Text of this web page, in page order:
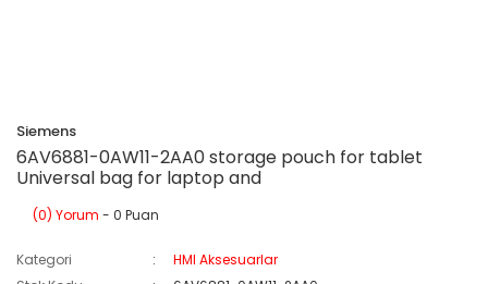
Siemens
6AV6881-0AW11-2AA0 storage pouch for tablet
Universal bag for laptop and
(0) Yorum - 0 Puan
Kategori
HMI Aksesuarlar